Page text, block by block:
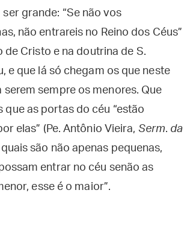
grande: “Se não vos
não entrareis no Reino dos Céus”
de Cristo e na doutrina de S.
e que lá só chegam os que neste
sempre os menores. Que
as portas do céu “estão
elas” (Pe. Antônio Vieira, Serm. da
são não apenas pequenas,
entrar no céu senão as
esse é o maior”.